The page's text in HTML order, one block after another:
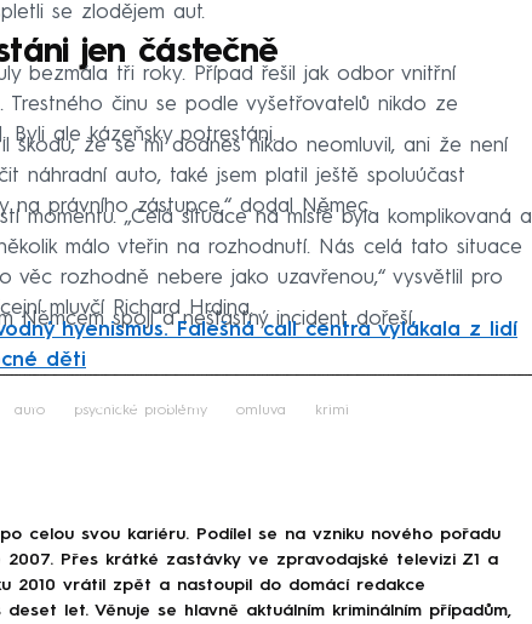
se zlodějem aut.
jen částečně
bezmála tři roky. Případ řešil jak odbor vnitřní
Trestného činu se podle vyšetřovatelů nikdo ze
Byli ale kázeňsky potrestáni.
škodu, že se mi dodnes nikdo neomluvil, ani že není
náhradní auto, také jsem platil ještě spoluúčast
na právního zástupce,“ dodal Němec.
momentu. „Celá situace na místě byla komplikovaná a
málo vteřin na rozhodnutí. Nás celá tato situace
věc rozhodně nebere jako uzavřenou,“ vysvětlil pro
mluvčí Richard Hrdina.
Němcem spojí a nešťastný incident dořeší.
hyenismus. Falešná call centra vylákala z lidí
děti
Failed to fetch
auto psychické problémy omluva krimi
celou svou kariéru. Podílel se na vzniku nového pořadu
Přes krátké zastávky ve zpravodajské televizi Z1 a
2010 vrátil zpět a nastoupil do domácí redakce
let. Věnuje se hlavně aktuálním kriminálním případům,